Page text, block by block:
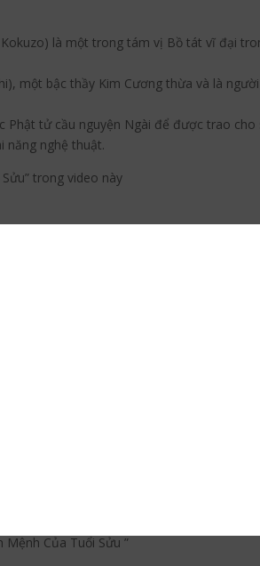
là một trong tám vị Bồ tát vĩ đại
một bậc thầy Kim Cương thừa và là
tử cầu nguyện Ngài để được trao
năng nghệ thuật.
trong video này
giáo Chân Ngôn Tông. Nó được cho
mari bori sowaka.
truyền, trong một khoảng thời gian nhất
giọng hát tuyệt vời, giàu có hay danh
niệm thần chú Hư Không Tạng Bồ tát để
và các điều kiện khác giúp hạt giống
Của Tuổi Sửu ”